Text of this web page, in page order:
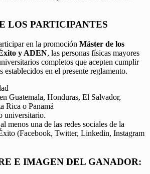
LOS PARTICIPANTES
en la promoción Máster de los
y ADEN, las personas físicas mayores
completos que acepten cumplir
establecidos en el presente reglamento.
Guatemala, Honduras, El Salvador,
Rica o Panamá
universitario.
menos una de las redes sociales de la
(Facebook, Twitter, Linkedin, Instagram
E IMAGEN DEL GANADOR: